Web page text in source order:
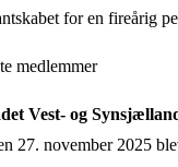
for en fireårig
medlemmer
Vest- og
27. november 2025